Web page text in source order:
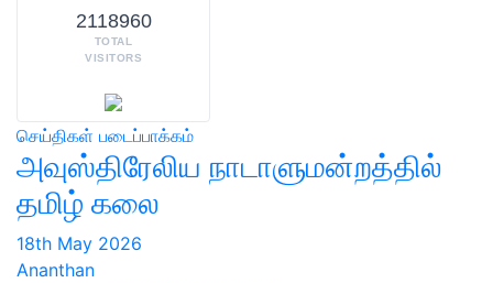
2118960
TOTAL
VISITORS
செய்திகள் படைப்பாக்கம்
அவுஸ்திரேலிய நாடாளுமன்றத்தில்
தமிழ் கலை
18th May 2026
Ananthan